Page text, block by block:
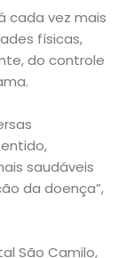
cada vez mais
físicas,
do controle
saudáveis
da doença”,
São Camilo,